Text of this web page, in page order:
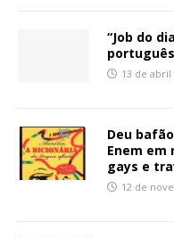
“Job do
13 de abril
Deu
Enem em
gays e
12 de